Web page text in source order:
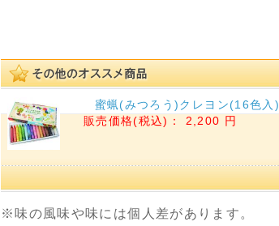
蜜蝋(みつろう)クレヨン(16色入)
販売価格(税込)：
2,200 円
※味の風味や味には個人差があります。